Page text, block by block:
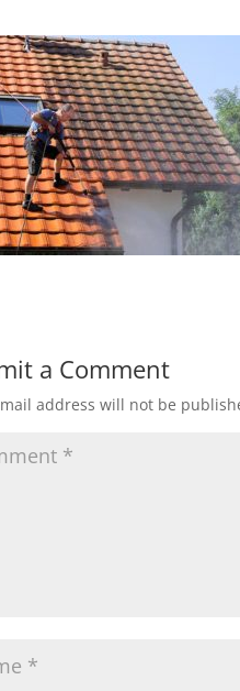
a Comment
address will not be